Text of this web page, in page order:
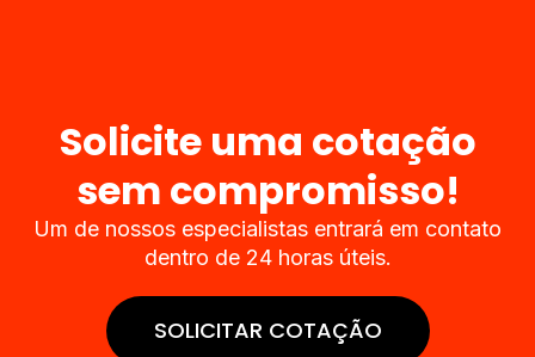
Solicite uma cotação
sem compromisso!​
Um de nossos especialistas entrará em contato
dentro de 24 horas úteis.
SOLICITAR COTAÇÃO